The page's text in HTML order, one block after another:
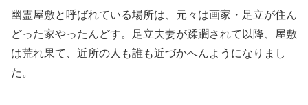
幽霊屋敷と呼ばれている場所は、元々は画家・足立が住ん
どった家やったんどす。足立夫妻が蹂躙されて以降、屋敷
は荒れ果て、近所の人も誰も近づかへんようになりまし
た。